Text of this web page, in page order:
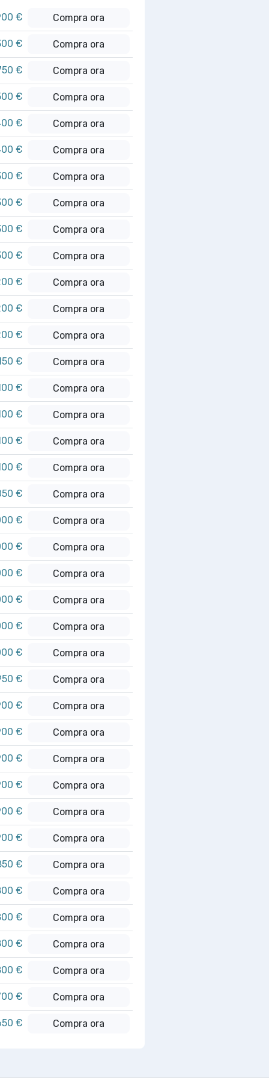
€ Compra ora
€ Compra ora
€ Compra ora
€ Compra ora
€ Compra ora
€ Compra ora
€ Compra ora
€ Compra ora
€ Compra ora
€ Compra ora
€ Compra ora
€ Compra ora
€ Compra ora
€ Compra ora
€ Compra ora
€ Compra ora
€ Compra ora
€ Compra ora
€ Compra ora
€ Compra ora
€ Compra ora
€ Compra ora
€ Compra ora
€ Compra ora
€ Compra ora
€ Compra ora
€ Compra ora
€ Compra ora
€ Compra ora
€ Compra ora
€ Compra ora
€ Compra ora
€ Compra ora
€ Compra ora
€ Compra ora
€ Compra ora
€ Compra ora
€ Compra ora
€ Compra ora